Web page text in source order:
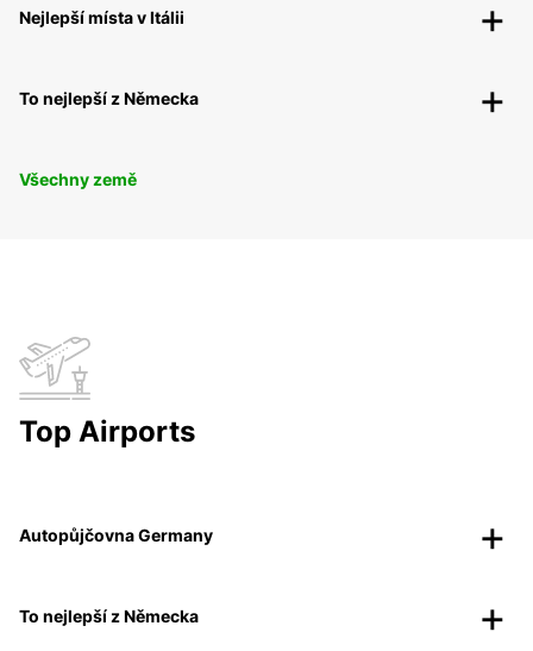
Nejlepší místa v Itálii
To nejlepší z Německa
Všechny země
Top Airports
Autopůjčovna Germany
To nejlepší z Německa